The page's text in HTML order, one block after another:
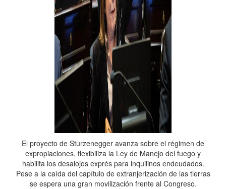
El proyecto de Sturzenegger avanza sobre el régimen de
expropiaciones, flexibiliza la Ley de Manejo del fuego y
habilita los desalojos exprés para inquilinos endeudados.
Pese a la caída del capítulo de extranjerización de las tierras
se espera una gran movilización frente al Congreso.